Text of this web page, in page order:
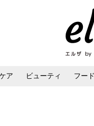
ア ビューティ フード